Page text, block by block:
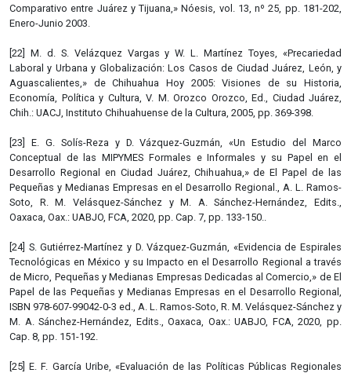
Comparativo entre Juárez y Tijuana,» Nóesis, vol. 13, nº 25, pp. 181-202,
Enero-Junio 2003.
[22] M. d. S. Velázquez Vargas y W. L. Martínez Toyes, «Precariedad
Laboral y Urbana y Globalización: Los Casos de Ciudad Juárez, León, y
Aguascalientes,» de Chihuahua Hoy 2005: Visiones de su Historia,
Economía, Política y Cultura, V. M. Orozco Orozco, Ed., Ciudad Juárez,
Chih.: UACJ, Instituto Chihuahuense de la Cultura, 2005, pp. 369-398.
[23] E. G. Solís-Reza y D. Vázquez-Guzmán, «Un Estudio del Marco
Conceptual de las MIPYMES Formales e Informales y su Papel en el
Desarrollo Regional en Ciudad Juárez, Chihuahua,» de El Papel de las
Pequeñas y Medianas Empresas en el Desarrollo Regional., A. L. Ramos-
Soto, R. M. Velásquez-Sánchez y M. A. Sánchez-Hernández, Edits.,
Oaxaca, Oax.: UABJO, FCA, 2020, pp. Cap. 7, pp. 133-150..
[24] S. Gutiérrez-Martínez y D. Vázquez-Guzmán, «Evidencia de Espirales
Tecnológicas en México y su Impacto en el Desarrollo Regional a través
de Micro, Pequeñas y Medianas Empresas Dedicadas al Comercio,» de El
Papel de las Pequeñas y Medianas Empresas en el Desarrollo Regional,
ISBN 978-607-99042-0-3 ed., A. L. Ramos-Soto, R. M. Velásquez-Sánchez y
M. A. Sánchez-Hernández, Edits., Oaxaca, Oax.: UABJO, FCA, 2020, pp.
Cap. 8, pp. 151-192.
[25] E. F. García Uribe, «Evaluación de las Políticas Públicas Regionales